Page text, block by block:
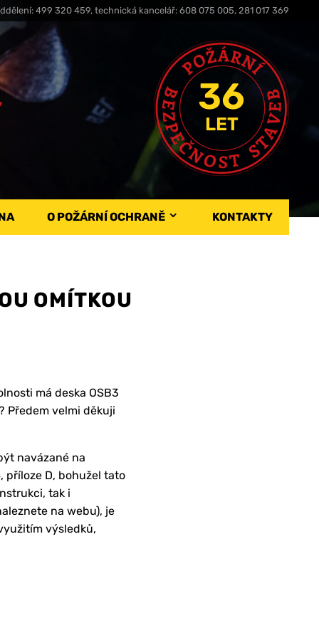
499 320 459, technická kancelář: 608 075 005, 281 017 369
36
LET
O POŽÁRNÍ OCHRANĚ KONTAKTY
OMÍTKOU
má deska OSB3
Předem velmi děkuji
navázané na
příloze D, bohužel tato
tak i
na webu), je
výsledků,